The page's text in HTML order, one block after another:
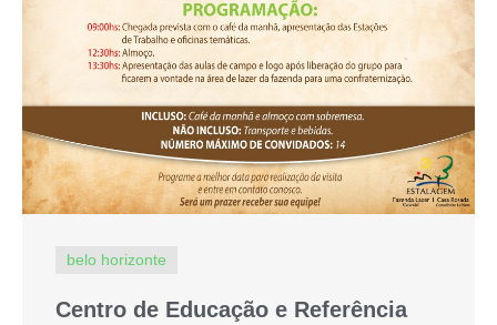
belo horizonte
Centro de Educação e Referência